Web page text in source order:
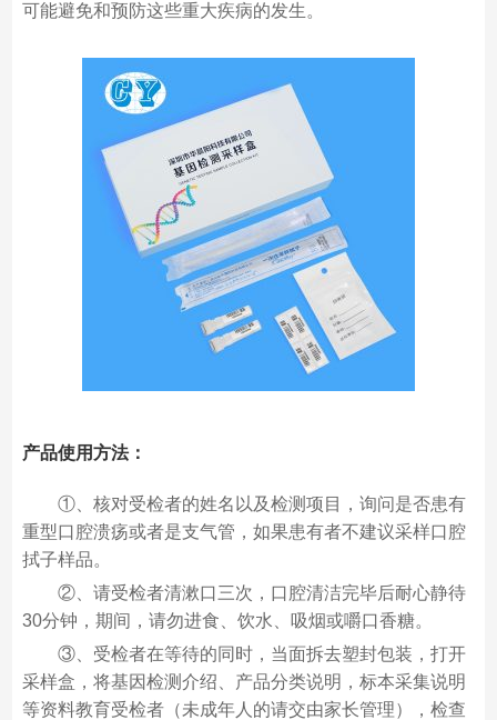
可能避免和预防这些重大疾病的发生。
产品使用方法：
①、核对受检者的姓名以及检测项目，询问是否患有
重型口腔溃疡或者是支气管，如果患有者不建议采样口腔
拭子样品。
②、请受检者清漱口三次，口腔清洁完毕后耐心静待
30分钟，期间，请勿进食、饮水、吸烟或嚼口香糖。
③、受检者在等待的同时，当面拆去塑封包装，打开
采样盒，将基因检测介绍、产品分类说明，标本采集说明
等资料教育受检者（未成年人的请交由家长管理），检查